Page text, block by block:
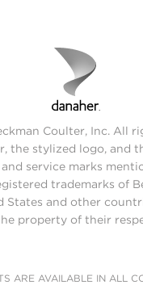
Coulter, Inc. All
the stylized logo, and
service marks
trademarks of
States and other
property of their
ARE AVAILABLE IN ALL